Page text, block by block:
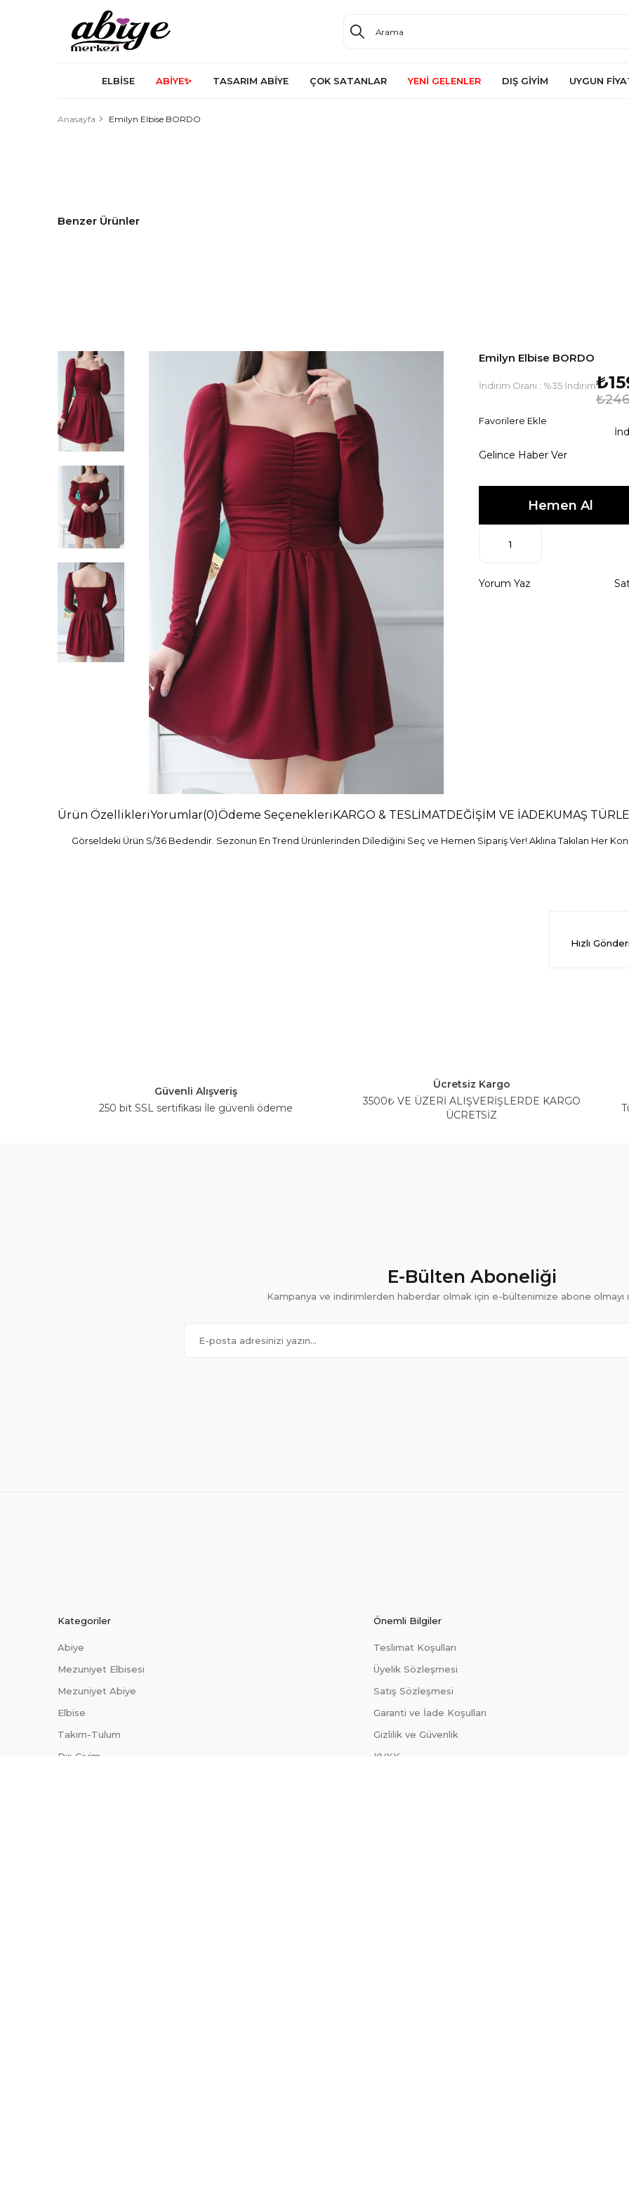
ELBİSE ABİYE✨ TASARIM ABİYE ÇOK SATANLAR YENİ GELENLER DIŞ GİYİM UYGUN
Anasayfa Emilyn Elbise BORDO
Benzer Ürünler
Emilyn Elbise BORDO
İndirim Oranı : %35 İndirim
Favorilere Ekle
Gelince Haber Ver
Yorum Yaz
Ürün ÖzellikleriYorumlar(0)Ödeme SeçenekleriKARGO & TESLİMATDEĞİŞİM VE İADEKUMAŞ
Görseldeki Ürün S/36 Bedendir. Sezonun En Trend Ürünlerinden Dilediğini Seç ve Hemen Sipariş Ver! Aklına Takılan Her
Hızlı
Güvenli Alışveriş
250 bit SSL sertifikası İle güvenli ödeme
Ücretsiz Kargo
3500₺ VE ÜZERİ ALIŞVERİŞLERDE KARGO
ÜCRETSİZ
E-Bülten Aboneliği
Kampanya ve indirimlerden haberdar olmak için e-bültenimize abone olmayı
Kategoriler
Abiye
Mezuniyet Elbisesi
Mezuniyet Abiye
Elbise
Takım-Tulum
Dış Giyim
Önemli Bilgiler
Teslimat Koşulları
Üyelik Sözleşmesi
Satış Sözleşmesi
Garanti ve İade Koşulları
Gizlilik ve Güvenlik
KVKK